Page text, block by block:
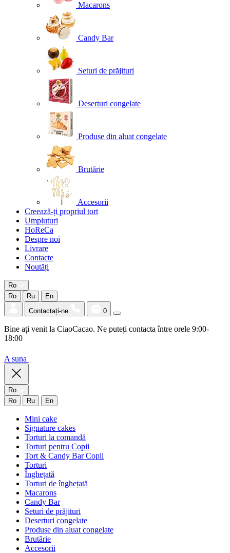
Macarons
Candy Bar
Seturi de prăjituri
Deserturi congelate
Produse din aluat congelate
Brutărie
Accesorii
Creează-ți propriul tort
Umpluturi
HoReCa
Despre noi
Livrare
Contacte
Noutăți
Ro
Ro
Ru
En
Contactați-ne
0
Bine ați venit la CiaoCacao. Ne puteți contacta între orele 9:00-
18:00
A suna
Ro
Ro
Ru En
Mini cake
Signature cakes
Torturi la comandă
Torturi pentru Copii
Tort & Candy Bar Copii
Torturi
Înghețată
Torturi de înghețată
Macarons
Candy Bar
Seturi de prăjituri
Deserturi congelate
Produse din aluat congelate
Brutărie
Accesorii